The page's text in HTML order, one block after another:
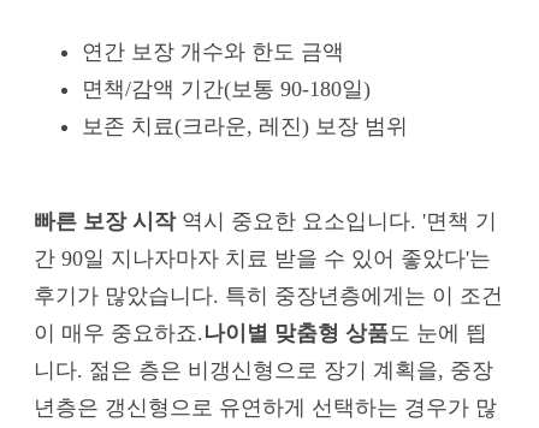
연간 보장 개수와 한도 금액
면책/감액 기간(보통 90-180일)
보존 치료(크라운, 레진) 보장 범위
빠른 보장 시작역시 중요한 요소입니다. '면책 기
간 90일 지나자마자 치료 받을 수 있어 좋았다'는
후기가 많았습니다. 특히 중장년층에게는 이 조건
이 매우 중요하죠.나이별 맞춤형 상품도 눈에 띕
니다. 젊은 층은 비갱신형으로 장기 계획을, 중장
년층은 갱신형으로 유연하게 선택하는 경우가 많